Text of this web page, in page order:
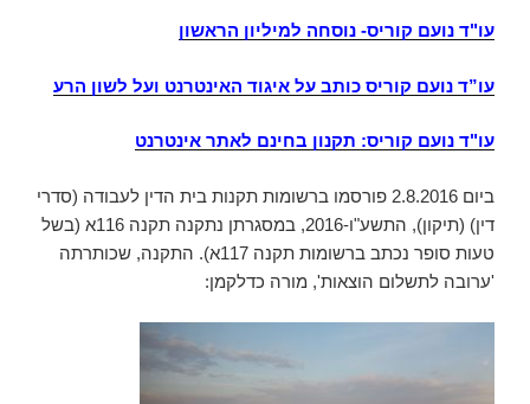
עו"ד נועם קוריס- נוסחה למיליון הראשון
עו”ד נועם קוריס כותב על איגוד האינטרנט ועל לשון הרע
עו"ד נועם קוריס: תקנון בחינם לאתר אינטרנט
ביום 2.8.2016 פורסמו ברשומות תקנות בית הדין לעבודה (סדרי
דין) (תיקון), התשע"ו-2016, במסגרתן נתקנה תקנה 116א (בשל
טעות סופר נכתב ברשומות תקנה 117א). התקנה, שכותרתה
'ערובה לתשלום הוצאות', מורה כדלקמן: